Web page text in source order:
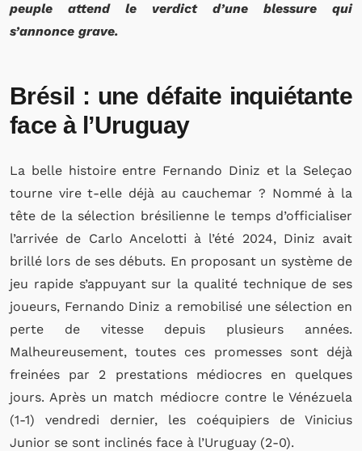
peuple attend le verdict d’une blessure qui
s’annonce grave.
Brésil : une défaite inquiétante
face à l’Uruguay
La belle histoire entre Fernando Diniz et la Seleçao
tourne vire t-elle déjà au cauchemar ? Nommé à la
tête de la sélection brésilienne le temps d’officialiser
l’arrivée de Carlo Ancelotti à l’été 2024, Diniz avait
brillé lors de ses débuts. En proposant un système de
jeu rapide s’appuyant sur la qualité technique de ses
joueurs, Fernando Diniz a remobilisé une sélection en
perte de vitesse depuis plusieurs années.
Malheureusement, toutes ces promesses sont déjà
freinées par 2 prestations médiocres en quelques
jours. Après un match médiocre contre le Vénézuela
(1-1) vendredi dernier, les coéquipiers de Vinicius
Junior se sont inclinés face à l’Uruguay (2-0).